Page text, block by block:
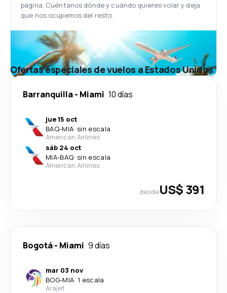
página. Cuéntanos dónde y cuándo quieres volar y deja
que nos ocupemos del resto.
Ofertas especiales de vuelos a Estados Unidos
Barranquilla- Miami 10 días
jue 15 oct
BAQ-MIA· sin escala
American Airlines
sáb 24 oct
MIA-BAQ· sin escala
American Airlines
desdeUS$ 391
Bogotá- Miami 9 días
mar 03 nov
BOG-MIA· 1 escala
Arajet